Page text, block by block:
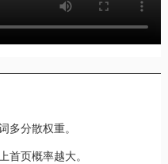
多分散权重。
首页概率越大。